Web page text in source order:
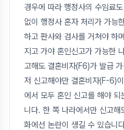
경우에 따라 행정사의 수임료
없이 행정사 혼자 처리가 가능
하고 판사와 검사를 거쳐야 하
지고 가야 혼인신고가 가능한
고해도 결혼비자(F6)가 발급
저 신고해야만 결혼비자(F-6)
에서 모두 혼인 신고를 해야 되
니다. 한 쪽 나라에서만 신고
화에선 논란이 생길 수 있습니